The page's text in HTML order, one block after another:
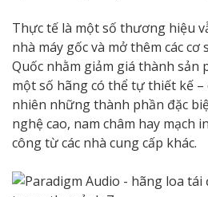
Thực tế là một số thương hiệu
nhà máy gốc và mở thêm các
Quốc nhằm giảm giá thành sản
một số hãng có thể tự thiết kế –
nhiên những thành phần đặc
nghệ cao, nam châm hay mạch
công từ các nhà cung cấp khác.